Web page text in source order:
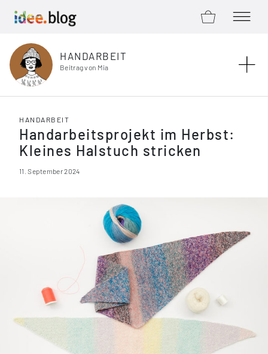
ZUM SHOPMENÜ
HANDARBEIT
Beitrag von Mia
HANDARBEIT
Handarbeitsprojekt im Herbst:
Kleines Halstuch stricken
11. September 2024